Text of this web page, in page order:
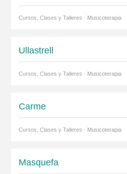
Cursos, Clases y Talleres · Musicoterapia
Ullastrell
Cursos, Clases y Talleres · Musicoterapia
Carme
Cursos, Clases y Talleres · Musicoterapia
Masquefa